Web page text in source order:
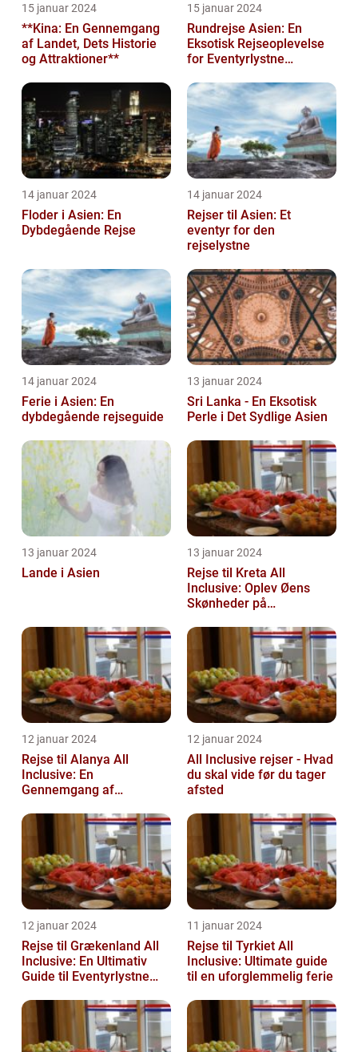
15 januar 2024
**Kina: En Gennemgang
af Landet, Dets Historie
og Attraktioner**
15 januar 2024
Rundrejse Asien: En
Eksotisk Rejseoplevelse
for Eventyrlystne
14 januar 2024
Floder i Asien: En
Dybdegående Rejse
14 januar 2024
Rejser til Asien: Et
eventyr for den
rejselystne
14 januar 2024
Ferie i Asien: En
dybdegående rejseguide
13 januar 2024
Sri Lanka - En Eksotisk
Perle i Det Sydlige Asien
13 januar 2024
Lande i Asien
13 januar 2024
Rejse til Kreta All
Inclusive: Oplev Øens
Skønheder på
12 januar 2024
Rejse til Alanya All
Inclusive: En
Gennemgang af
Historie
12 januar 2024
All Inclusive rejser - Hvad
du skal vide før du tager
afsted
12 januar 2024
Rejse til Grækenland All
Inclusive: En Ultimativ
Guide til Eventyrlystne
11 januar 2024
Rejse til Tyrkiet All
Inclusive: Ultimate guide
til en uforglemmelig ferie